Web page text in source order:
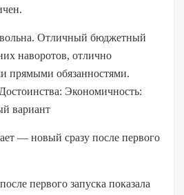
Отличный бюджетный
наворотов, отлично
прямыми обязанностями.
Экономичность:
вариант
— новый сразу после первого
первого запуска показала